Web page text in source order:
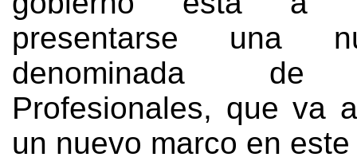
presentarse una
denominada de
Profesionales, que va
un nuevo marco en